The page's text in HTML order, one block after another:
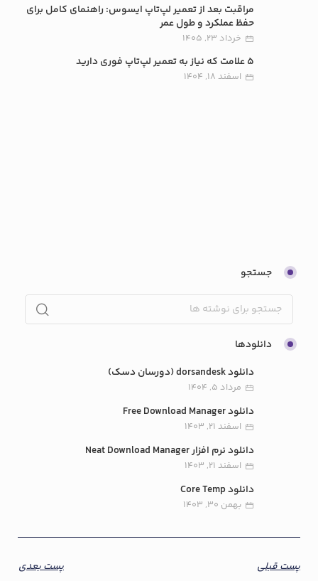
مراقبت بعد از تعمیر لپ‌تاپ ایسوس: راهنمای کامل برای
حفظ عملکرد و طول عمر
خرداد 23, 1405
5 علامت که نیاز به تعمیر لپ‌تاپ فوری دارید
اسفند 18, 1404
جستجو
دانلودها
دانلود dorsandesk (دورسان دسک)
مرداد 5, 1404
دانلود Free Download Manager
اسفند 21, 1403
دانلود نرم افزار Neat Download Manager
اسفند 21, 1403
دانلود Core Temp
بهمن 30, 1403
پست قبلی پست بعدی